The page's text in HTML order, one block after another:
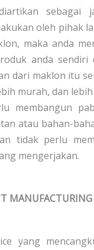
sebagai
oleh pihak
maka anda
anda sendiri
dari maklon itu
murah, dan
membangun
atau bahan-
tidak perlu
mengerjakan.
MANUFACTURING
yang